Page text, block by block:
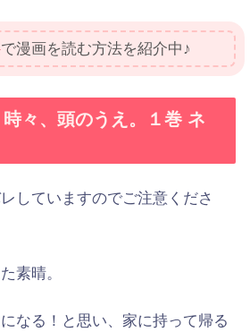
で漫画を読む方法を紹介中♪
々、頭のうえ。１巻 ネ
していますのでご注意くださ
素晴。
になる！と思い、家に持って帰る